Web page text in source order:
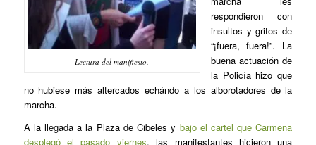
Lectura del manifiesto.
respondieron con
insultos y gritos de
“¡fuera, fuera!”. La
buena actuación de
la Policía hizo que
no hubiese más altercados echándo a los alborotadores de la
marcha.
A la llegada a la Plaza de Cibeles y bajo el cartel que Carmena
desplegó el pasado viernes, las manifestantes hicieron una